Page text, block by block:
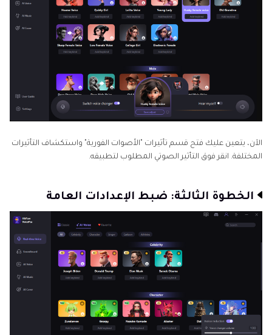
الآن، يتعين عليك فتح قسم تأثيرات "الأصوات الفورية" واستكشاف التأثيرات
المختلفة. انقر فوق التأثير الصوتي المطلوب لتطبيقه.
الخطوة الثالثة: ضبط الإعدادات العامة